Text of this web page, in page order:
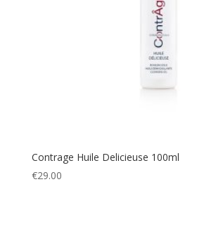
Contrage Huile Delicieuse 100ml
€29.00